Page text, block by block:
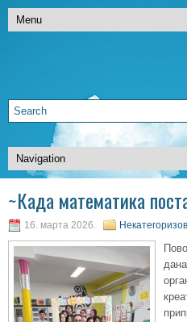
~Када математика
16. марта 2026.